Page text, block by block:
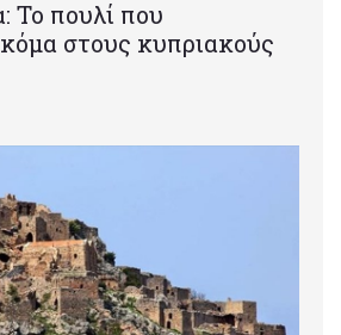
Το πουλί που
στους κυπριακούς